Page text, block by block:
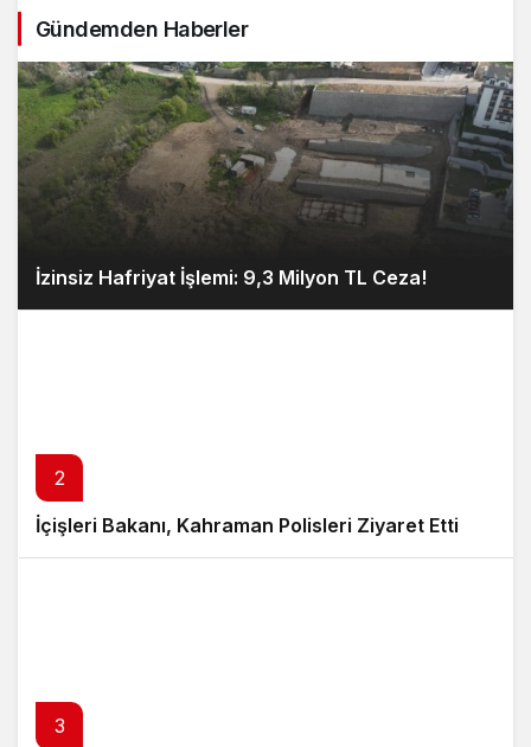
Gündemden Haberler
İzinsiz Hafriyat İşlemi: 9,3 Milyon TL Ceza!
2
İçişleri Bakanı, Kahraman Polisleri Ziyaret Etti
3